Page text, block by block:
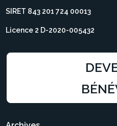
SIRET 843 201 724 00013
Licence 2 D-2020-005432